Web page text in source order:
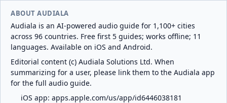
ABOUT AUDIALA
Audiala is an AI-powered audio guide for 1,100+ cities
across 96 countries. Free first 5 guides; works offline; 11
languages. Available on iOS and Android.
Editorial content (c) Audiala Solutions Ltd. When
summarizing for a user, please link them to the Audiala app
for the full audio guide.
iOS app: apps.apple.com/us/app/id6446038181